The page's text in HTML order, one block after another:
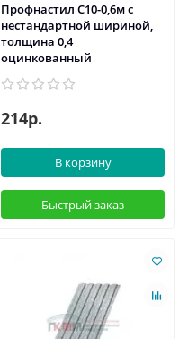
Профнастил С10-0,6м с
нестандартной шириной,
толщина 0,4
оцинкованный
214р.
В корзину
Быстрый заказ